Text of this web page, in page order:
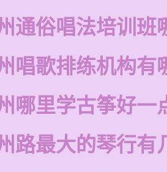
通俗唱法培训班
唱歌排练机构有
哪里学古筝好一
路最大的琴行有